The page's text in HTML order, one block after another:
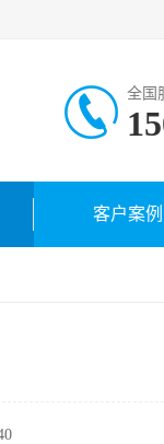
全国
客户案例